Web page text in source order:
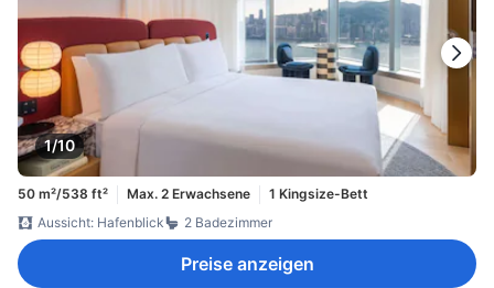
1/10
50 m²/538 ft² Max. 2 Erwachsene
1 Kingsize-Bett
Aussicht: Hafenblick
2 Badezimmer
Preise anzeigen